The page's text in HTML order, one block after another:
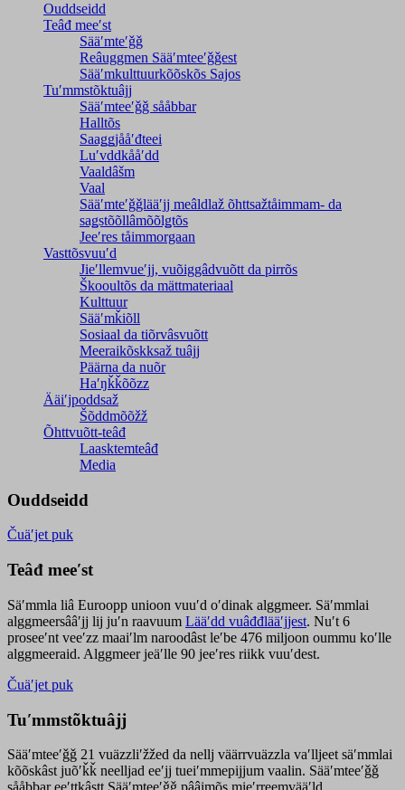
Ouddseidd
Teâđ meeʹst
Sääʹmteʹǧǧ
Reâuggmen Sääʹmteeʹǧǧest
Sääʹmkulttuurkõõskõs Sajos
Tuʹmmstõktuâjj
Sääʹmteeʹǧǧ sååbbar
Halltõs
Saaǥǥjååʹđteei
Luʹvddkååʹdd
Vaaldâšm
Vaal
Sääʹmteʹǧǧlääʹjj meâldlaž õhttsažtåimmam- da
saǥstõõllâmõõlǥtõs
Jeeʹres tåimmorgaan
Vasttõsvuuʹd
Jieʹllemvueʹjj, vuõiggâdvuõtt da pirrõs
Škooultõs da mättmateriaal
Kulttuur
Sääʹmǩiõll
Sosiaal da tiõrvâsvuõtt
Meeraikõskksaž tuâjj
Päärna da nuõr
Haʹŋǩǩõõzz
Ääiʹjpoddsaž
Šõddmõõžž
Õhttvuõtt-teâđ
Laasktemteâđ
Media
Ouddseidd
Čuäʹjet puk
Teâđ meeʹst
Säʹmmla liâ Euroopp unioon vuuʹd oʹdinak alggmeer. Säʹmmlai
alggmeersââʹjj lij juʹn raavuum Lääʹdd vuâđđlääʹjjest. Nuʹt 6
proseeʹnt veeʹzz maaiʹlm naroodâst leʹbe 476 miljoon oummu koʹlle
alggmeeraid. Alggmeer jeäʹlle 90 jeeʹres riikk vuuʹdest.
Čuäʹjet puk
Tuʹmmstõktuâjj
Sääʹmteeʹǧǧ 21 vuäzzliʹžžed da nellj väärrvuäzzla vaʹlljeet säʹmmlai
kõõskâst juõʹǩǩ neelljad eeʹjj tueiʹmmepijjum vaalin. Sääʹmteeʹǧǧ